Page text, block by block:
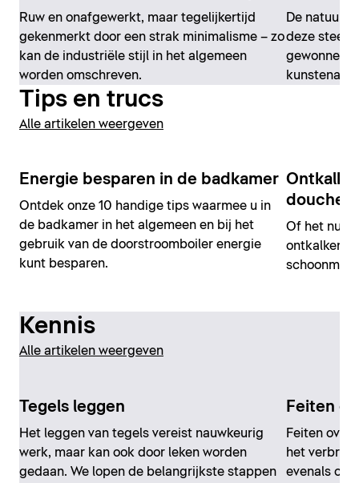
Ruw en onafgewerkt, maar tegelijkertijd
gekenmerkt door een strak minimalisme – zo
kan de industriële stijl in het algemeen
worden omschreven.
De
deze steen,
gewonnen
Tips en trucs
Alle artikelen weergeven
Energie besparen in de badkamer
Ontdek onze 10 handige tips waarmee u in
de badkamer in het algemeen en bij het
gebruik van de doorstroomboiler energie
kunt besparen.
Of het nu
ontkalken
Kennis
Alle artikelen weergeven
Tegels leggen
Het leggen van tegels vereist nauwkeurig
werk, maar kan ook door leken worden
gedaan. We lopen de belangrijkste stappen
Feiten
Feiten over
het
evenals